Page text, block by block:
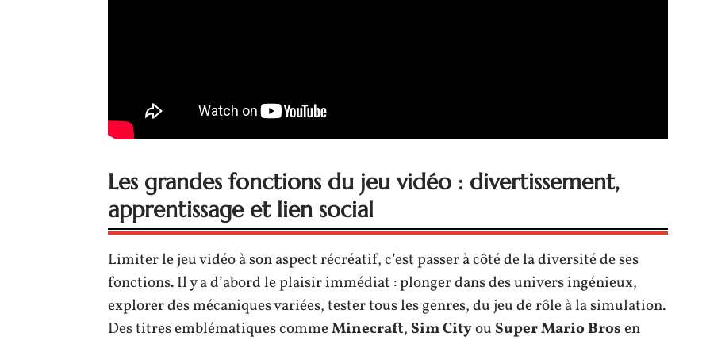
Les grandes fonctions du jeu vidéo : divertissement,
apprentissage et lien social
Limiter le jeu vidéo à son aspect récréatif, c’est passer à côté de la diversité de ses
fonctions. Il y a d’abord le plaisir immédiat : plonger dans des univers ingénieux,
explorer des mécaniques variées, tester tous les genres, du jeu de rôle à la simulation.
Des titres emblématiques commeMinecraft, Sim Cityou Super Mario Brosen